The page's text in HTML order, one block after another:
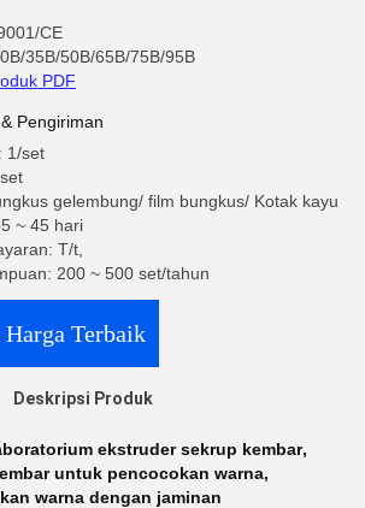
CE
35B/50B/65B/75B/95B
PDF
Pengiriman
1/set
gelembung/ film bungkus/ Kotak kayu
~ 45 hari
T/t,
200 ~ 500 set/tahun
Harga Terbaik
Deskripsi Produk
ekstruder sekrup kembar,
untuk pencocokan warna,
warna dengan jaminan